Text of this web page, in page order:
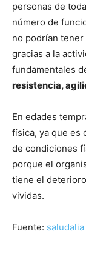
personas de
número de
no podrían
gracias a la
fundamentales
resistencia,
En edades
física, ya que es
de condiciones
porque el
tiene el
vividas.
Fuente: saludalia